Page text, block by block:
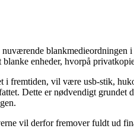
enheder, hvorpå
fremtiden, vil være usb-stik,
Dette er nødvendigt grundet
vil derfor fremover fuldt ud